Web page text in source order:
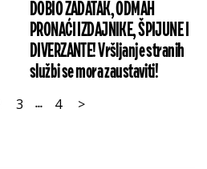
DOBIO ZADATAK, ODMAH
PRONAĆI IZDAJNIKE, ŠPIJUNE I
DIVERZANTE! Vršljanje stranih
službi se mora zaustaviti!
3 ... 4 >